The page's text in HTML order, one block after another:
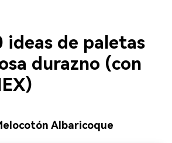
ideas de paletas
durazno (con
Albaricoque